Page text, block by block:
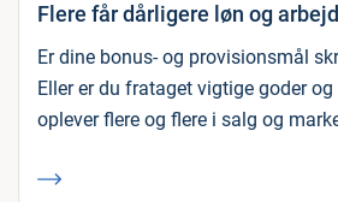
Flere får dårligere løn og
Er dine bonus- og provisionsmål
Eller er du frataget vigtige goder
oplever flere og flere i salg og